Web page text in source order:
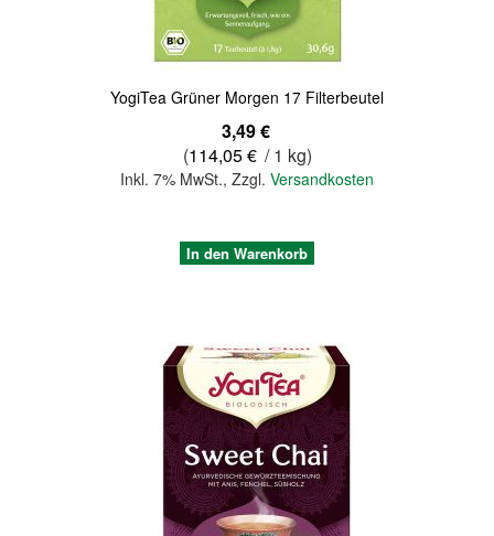
YogiTea Grüner Morgen 17 Filterbeutel
3,49 €
(114,05 € / 1 kg)
Inkl. 7% MwSt., Zzgl. Versandkosten
In den Warenkorb